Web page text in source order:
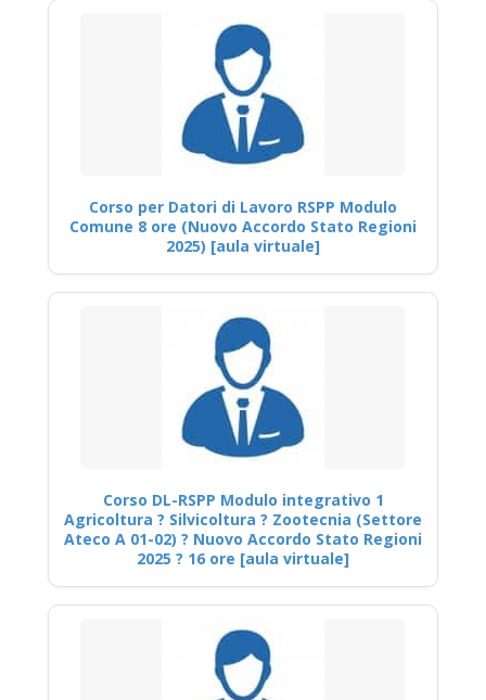
Corso per Datori di Lavoro RSPP Modulo
Comune 8 ore (Nuovo Accordo Stato Regioni
2025) [aula virtuale]
Corso DL-RSPP Modulo integrativo 1
Agricoltura ? Silvicoltura ? Zootecnia (Settore
Ateco A 01-02) ? Nuovo Accordo Stato Regioni
2025 ? 16 ore [aula virtuale]